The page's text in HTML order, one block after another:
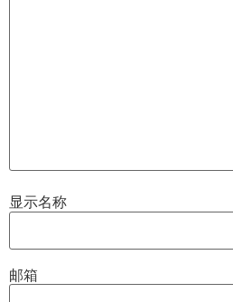
显示名称
邮箱